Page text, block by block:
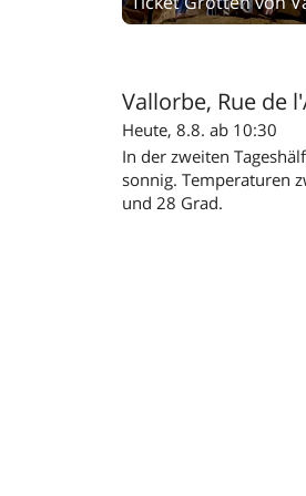
Vallorbe, Rue de
Heute, 8.8. ab 10:30
In der zweiten
sonnig. Temperaturen
und 28 Grad.